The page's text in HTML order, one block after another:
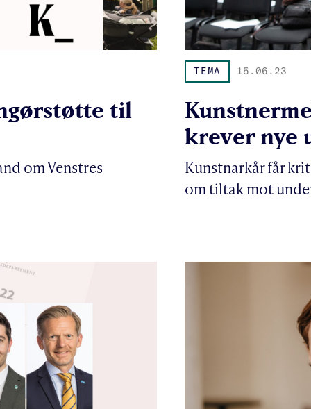
til
om Venstres
TEMA 15.06.23
krever nye
Kunstnarkår får
om tiltak mot